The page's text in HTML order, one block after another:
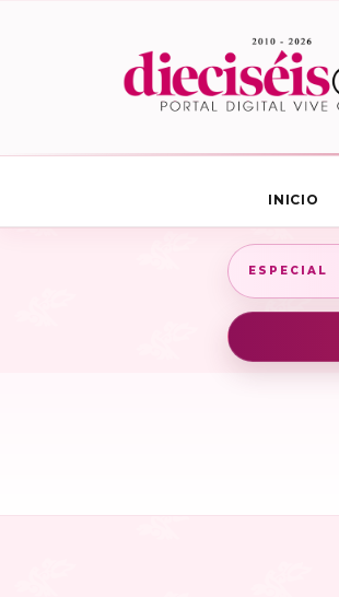
INICIO
ESPECIAL